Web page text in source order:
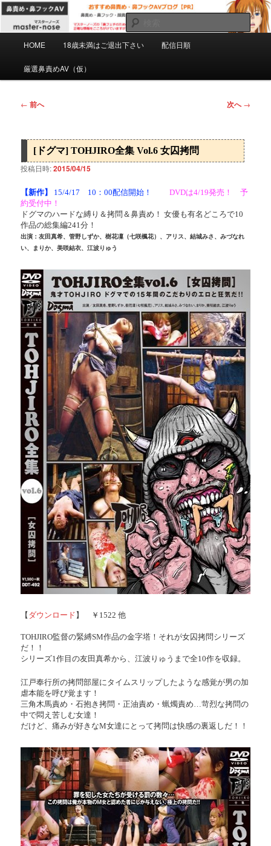
メ
イ
ン
ン
おすすめ鼻責め・鼻フックAVブログ
【PR】
マスターノーズの鼻フェチのための鼻責め・鼻フックAVを紹介するPRブロ
グです。正確な情報をこころがけていますがミスもあると思います。自己責
任で慎重にご購入下さい。
検
索
HOME 18歳未満はご退出下さい 配信日順
厳選鼻責めAV（仮）
投
ビ
ー
ョ
ン
← 前へ 次へ→
[ドグマ] TOHJIRO全集 Vol.6 女囚拷問
投稿日時:2015/04/15
【新作】 15/4/17 10：00配信開始！
DVDは4/19発売！ 予
約受付中！
ドグマのハードな縛り＆拷問＆鼻責め！ 女優も有名どころで10
作品の総集編241分！
出演：友田真希、管野しずか、樹花凜（七咲楓花）、アリス、結城みさ、みづなれ
い、まりか、美咲結衣、江波りゅう
【 ダウンロード 】 ￥1522 他
TOHJIRO監督の緊縛SM作品の金字塔！それが女囚拷問シリーズ
だ！！
シリーズ1作目の友田真希から、江波りゅうまで全10作を収録。
江戸奉行所の拷問部屋にタイムスリップしたような感覚が男の加
虐本能を呼び覚ます！
三角木馬責め・石抱き拷問・正油責め・蝋燭責め…苛烈な拷問の
中で悶え苦しむ女達！
だけど、痛みが好きなM女達にとって拷問は快感の裏返しだ！！